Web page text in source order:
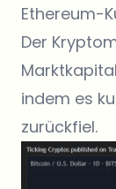
Ethereum-
Der
indem es
zurückfiel.